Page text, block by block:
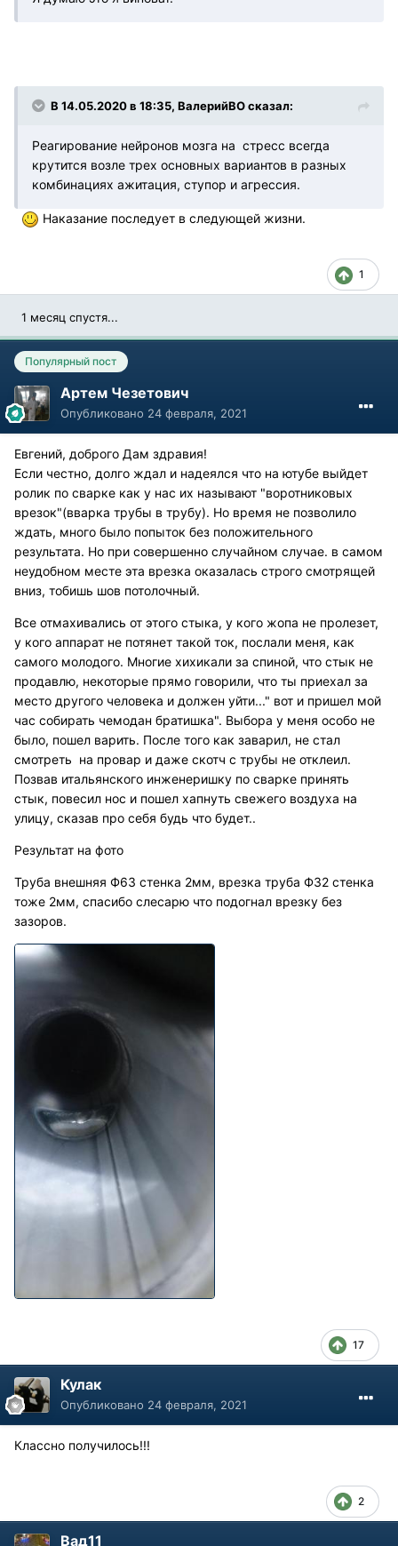
В 14.05.2020 в 18:35, ВалерийВО сказал:
Реагирование нейронов мозга на стресс всегда
крутится возле трех основных вариантов в разных
комбинациях ажитация, ступор и агрессия.
Наказание последует в следующей жизни.
1
1 месяц спустя...
Популярный пост
Артем Чезетович
Опубликовано 24 февраля, 2021
Евгений, доброго Дам здравия!
Если честно, долго ждал и надеялся что на ютубе выйдет
ролик по сварке как у нас их называют "воротниковых
врезок"(вварка трубы в трубу). Но время не позволило
ждать, много было попыток без положительного
результата. Но при совершенно случайном случае. в самом
неудобном месте эта врезка оказалась строго смотрящей
вниз, тобишь шов потолочный.
Все отмахивались от этого стыка, у кого жопа не пролезет,
у кого аппарат не потянет такой ток, послали меня, как
самого молодого. Многие хихикали за спиной, что стык не
продавлю, некоторые прямо говорили, что ты приехал за
место другого человека и должен уйти..." вот и пришел мой
час собирать чемодан братишка". Выбора у меня особо не
было, пошел варить. После того как заварил, не стал
смотреть на провар и даже скотч с трубы не отклеил.
Позвав итальянского инженеришку по сварке принять
стык, повесил нос и пошел хапнуть свежего воздуха на
улицу, сказав про себя будь что будет..
Результат на фото
Труба внешняя Ф63 стенка 2мм, врезка труба Ф32 стенка
тоже 2мм, спасибо слесарю что подогнал врезку без
зазоров.
17
Кулак
Опубликовано 24 февраля, 2021
Классно получилось!!!
2
Вад11